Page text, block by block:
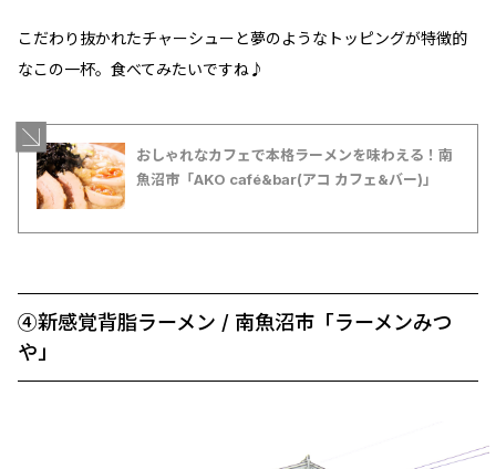
こだわり抜かれたチャーシューと夢のようなトッピングが特徴的
なこの一杯。食べてみたいですね♪
おしゃれなカフェで本格ラーメンを味わえる！南
魚沼市「AKO café&bar(アコ カフェ&バー)」
④新感覚背脂ラーメン / 南魚沼市「ラーメンみつ
や」